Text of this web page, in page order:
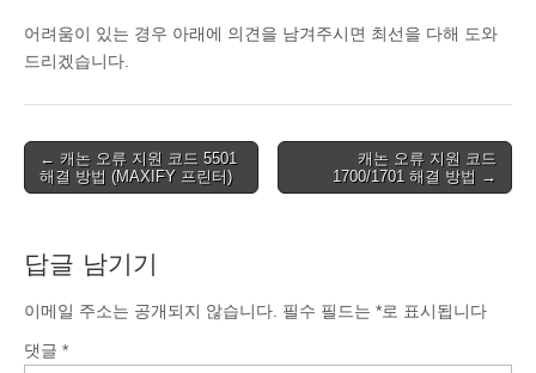
어려움이 있는 경우 아래에 의견을 남겨주시면 최선을 다해 도와
드리겠습니다.
Post
navigation
← 캐논 오류 지원 코드 5501
해결 방법 (MAXIFY 프린터)
캐논 오류 지원 코드
1700/1701 해결 방법 →
답글 남기기
이메일 주소는 공개되지 않습니다. 필수 필드는 *로 표시됩니다
댓글 *